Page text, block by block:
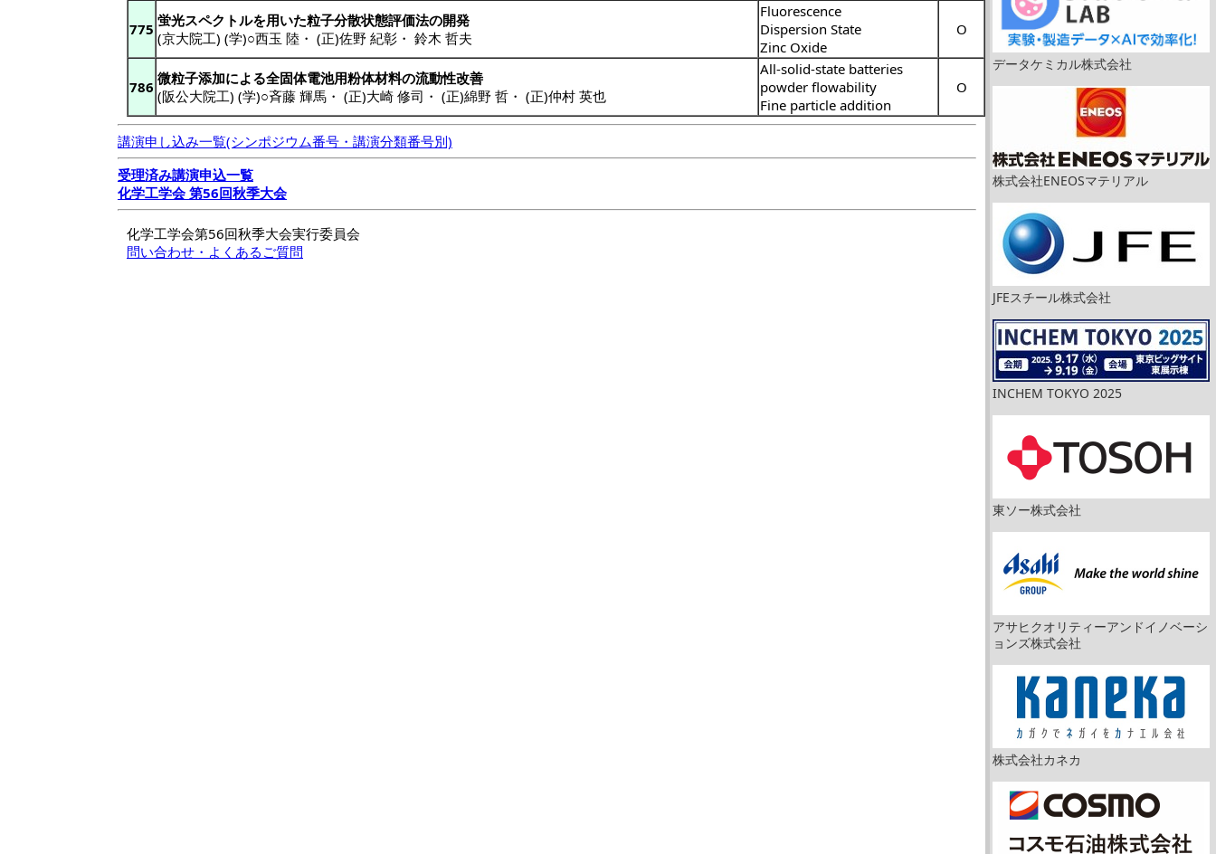
775 蛍光スペクトルを用いた粒子分散状態評価法の開発
(京大院工) (学)○西玉 陸 ・ (正)佐野 紀彰 ・ 鈴木 哲夫
Fluorescence
Dispersion State
Zinc Oxide
O
786 微粒子添加による全固体電池用粉体材料の流動性改善
(阪公大院工) (学)○斉藤 輝馬 ・ (正)大崎 修司 ・ (正)綿野 哲 ・ (正)仲村 英也
All-solid-state batteries
powder flowability
Fine particle addition
O
講演申し込み一覧(シンポジウム番号・講演分類番号別)
受理済み講演申込一覧
化学工学会 第56回秋季大会
化学工学会第56回秋季大会実行委員会
問い合わせ・よくあるご質問
データケミカル株式会社
株式会社ENEOSマテリアル
JFEスチール株式会社
INCHEM TOKYO 2025
東ソー株式会社
アサヒクオリティーアンドイノベーシ
ョンズ株式会社
株式会社カネカ